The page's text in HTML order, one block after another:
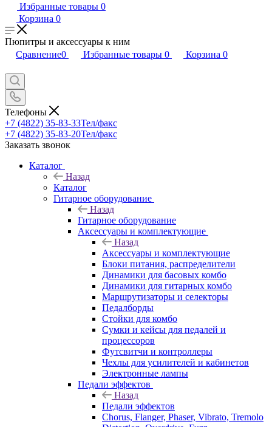
Избранные товары 0
Корзина 0
Пюпитры и аксессуары к ним
Сравнение0 Избранные товары 0 Корзина 0
Телефоны
+7 (4822) 35-83-33Тел/факс
+7 (4822) 35-83-20Тел/факс
Заказать звонок
Каталог
Назад
Каталог
Гитарное оборудование
Назад
Гитарное оборудование
Аксессуары и комплектующие
Назад
Аксессуары и комплектующие
Блоки питания, распределители
Динамики для басовых комбо
Динамики для гитарных комбо
Маршрутизаторы и селекторы
Педалборды
Стойки для комбо
Сумки и кейсы для педалей и
процессоров
Футсвитчи и контроллеры
Чехлы для усилителей и кабинетов
Электронные лампы
Педали эффектов
Назад
Педали эффектов
Chorus, Flanger, Phaser, Vibrato, Tremolo